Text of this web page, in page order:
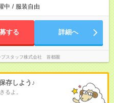
中 / 服装自由
する 詳細へ
プスタッフ株式会社 首都圏
存しよう♪
るよ。